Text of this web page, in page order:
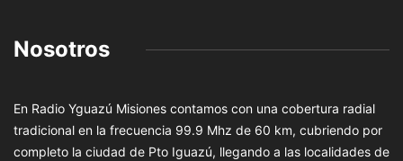
Nosotros
En Radio Yguazú Misiones contamos con una cobertura radial
tradicional en la frecuencia 99.9 Mhz de 60 km, cubriendo por
completo la ciudad de Pto Iguazú, llegando a las localidades de